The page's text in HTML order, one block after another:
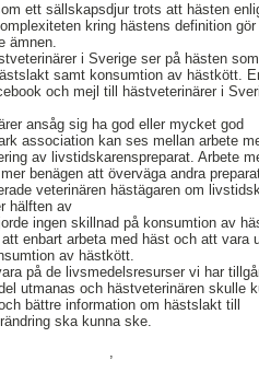
ett sällskapsdjur trots att hästen
kring hästens definition gör
ämnen.
i Sverige ser på hästen som
samt konsumtion av hästkött.
och mejl till hästveterinärer i
ansåg sig ha god eller mycket god
association kan ses mellan arbete
av livstidskarenspreparat. Arbete
benägen att överväga andra
veterinären hästägaren om
hälften av
ingen skillnad på konsumtion av
enbart arbeta med häst och att vara
av hästkött.
på de livsmedelsresurser vi har
utmanas och hästveterinären skulle
bättre information om hästslakt till
ska kunna ske.